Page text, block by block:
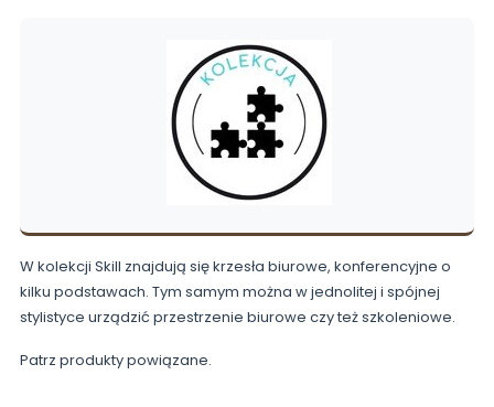
W kolekcji Skill znajdują się krzesła biurowe, konferencyjne o
kilku podstawach. Tym samym można w jednolitej i spójnej
stylistyce urządzić przestrzenie biurowe czy też szkoleniowe.
Patrz produkty powiązane.